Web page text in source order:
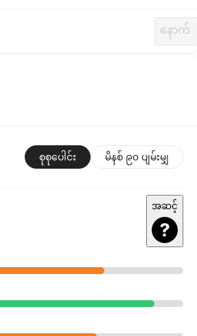
နောက်
စုစုပေါင်း မိနစ် ၉၀ ပျမ်းမျှ
အဆင့်